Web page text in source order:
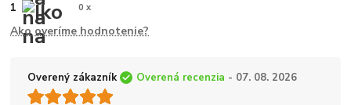
1 0 x
Ako overíme hodnotenie?
Overený zákazník Overená recenzia - 07. 08. 2026